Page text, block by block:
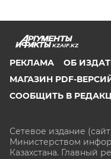
KZAIF.KZ
РЕКЛАМА
ОБ
МАГАЗИН PDF-
СООБЩИТЬ В
Сетевое издание
Министерством
Казахстана. Главный